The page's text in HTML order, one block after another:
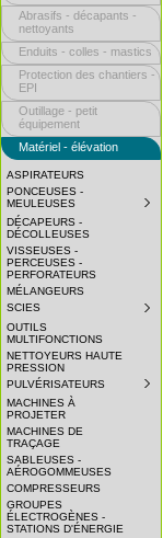
Abrasifs - décapants -
nettoyants
Enduits - colles - mastics
Protection des chantiers -
EPI
Outillage - petit
équipement
Matériel - élévation
ASPIRATEURS
PONCEUSES -
MEULEUSES
DÉCAPEURS -
DÉCOLLEUSES
VISSEUSES -
PERCEUSES -
PERFORATEURS
MÉLANGEURS
SCIES
OUTILS
MULTIFONCTIONS
NETTOYEURS HAUTE
PRESSION
PULVÉRISATEURS
MACHINES À
PROJETER
MACHINES DE
TRAÇAGE
SABLEUSES -
AÉROGOMMEUSES
COMPRESSEURS
GROUPES
ÉLECTROGÈNES -
STATIONS D'ÉNERGIE